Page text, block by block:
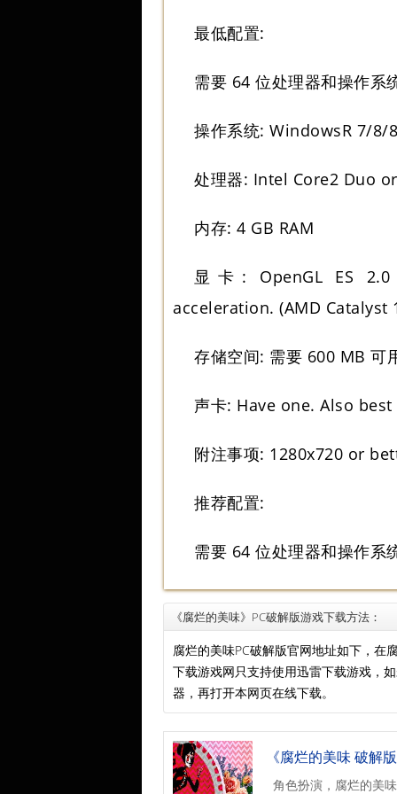
最低配置:
需要 64 位处理器和操作系
操作系统: WindowsR 7/
处理器: Intel Core2 Duo
内存: 4 GB RAM
显卡: OpenGL ES
acceleration. (AMD Catalyst
存储空间: 需要 600 MB 可
声卡: Have one. Also
附注事项: 1280x720 or
推荐配置:
需要 64 位处理器和操作系
《腐烂的美味》PC破解版游戏下载方法：
腐烂的美味PC破解版官网地址如下，在
下载游戏网只支持使用迅雷下载游戏，
器，再打开本网页在线下载。
《腐烂的美味 破解
角色扮演，腐烂的美